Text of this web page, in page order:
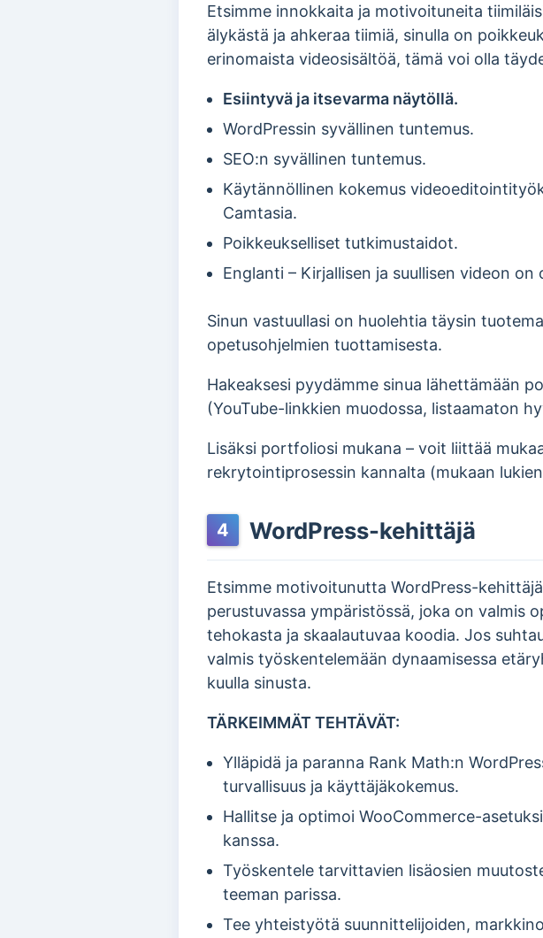
Etsimme innokkaita ja motivoituneita
älykästä ja ahkeraa tiimiä, sinulla on
erinomaista videosisältöä, tämä voi olla
Esiintyvä ja itsevarma näytöllä.
WordPressin syvällinen tuntemus.
SEO:n syvällinen tuntemus.
Käytännöllinen kokemus
Camtasia.
Poikkeukselliset tutkimustaidot.
Englanti – Kirjallisen ja suullisen videon
Sinun vastuullasi on huolehtia täysin
opetusohjelmien tuottamisesta.
Hakeaksesi pyydämme sinua lähettämään
(YouTube-linkkien muodossa, listaamaton
Lisäksi portfoliosi mukana – voit liittää
rekrytointiprosessin kannalta (mukaan
4 WordPress-kehittäjä
Etsimme motivoitunutta WordPress-
perustuvassa ympäristössä, joka on valmis
tehokasta ja skaalautuvaa koodia. Jos
valmis työskentelemään dynaamisessa
kuulla sinusta.
TÄRKEIMMÄT TEHTÄVÄT:
Ylläpidä ja paranna Rank Math:n
turvallisuus ja käyttäjäkokemus.
Hallitse ja optimoi WooCommerce-
kanssa.
Työskentele tarvittavien lisäosien
teeman parissa.
Tee yhteistyötä suunnittelijoiden,